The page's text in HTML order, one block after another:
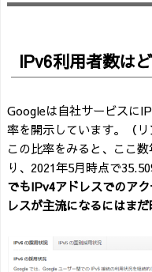
IPv6利用者数は
Googleは自社サービスに
率を開示しています。（リ
この比率をみると、ここ
り、2021年5月時点で
でもIPv4アドレスでのア
レスが主流になるにはま